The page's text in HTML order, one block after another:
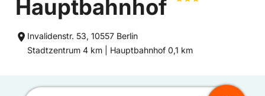
Hauptbahnhof
Invalidenstr. 53, 10557 Berlin
Entfernung
Stadtzentrum 4 km | Entfernung
Hauptbahnhof 0,1 km